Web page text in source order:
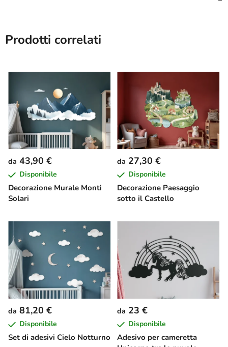
Prodotti correlati
Decorazione Murale Monti
Solari
da 43,90 €
Disponibile
Decorazione Paesaggio
sotto il Castello
da 27,30 €
Disponibile
Set di adesivi Cielo Notturno
da 81,20 €
Disponibile
Adesivo per cameretta
da 23 €
Disponibile